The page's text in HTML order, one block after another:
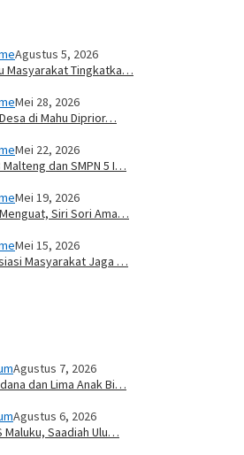
Agustus 5, 2026
Masyarakat Tingkatka…
Mei 28, 2026
di Mahu Diprior…
Mei 22, 2026
Malteng dan SMPN 5 I…
Mei 19, 2026
Siri Sori Ama…
Mei 15, 2026
Masyarakat Jaga …
Agustus 7, 2026
dan Lima Anak Bi…
Agustus 6, 2026
Maluku, Saadiah Ulu…